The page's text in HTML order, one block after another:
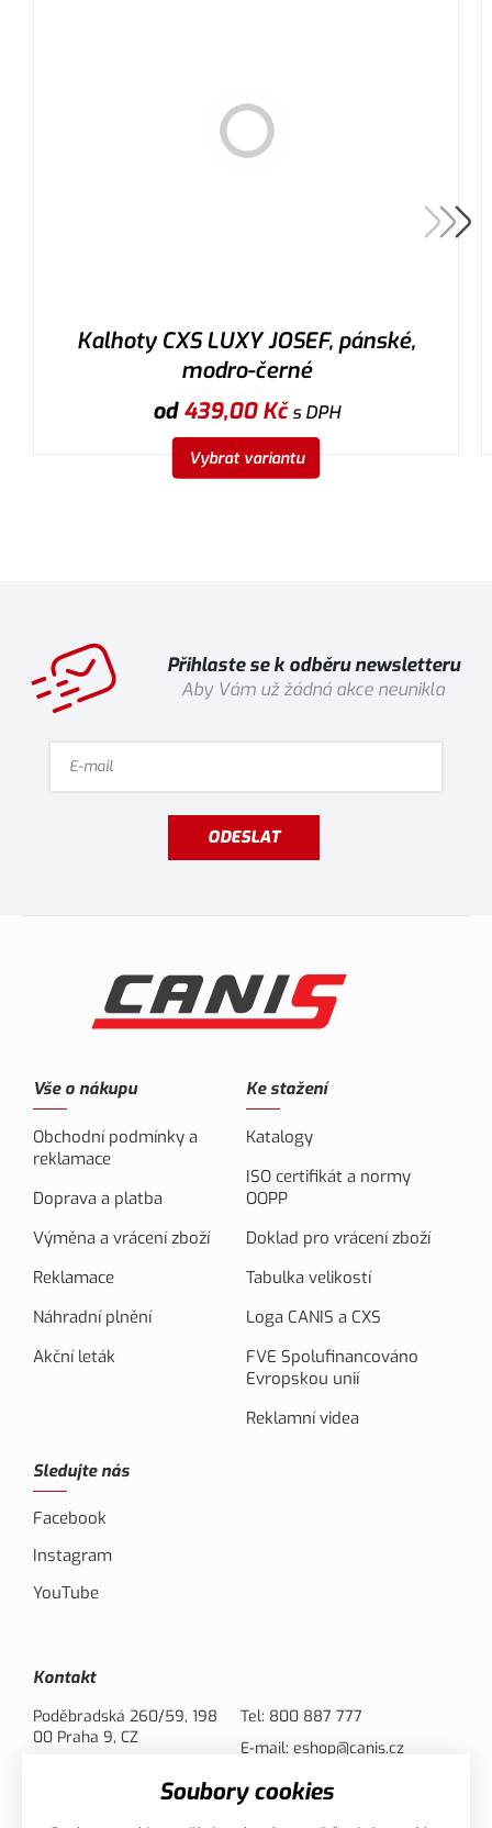
Kalhoty CXS LUXY JOSEF, pánské,
modro-černé
od439,00Kčs DPH
Vybrat variantu
Přihlaste se k odběru newsletteru
Aby Vám už žádná akce neunikla
ODESLAT
Vše o nákupu
Obchodní podmínky a
reklamace
Doprava a platba
Výměna a vrácení zboží
Reklamace
Náhradní plnění
Akční leták
Ke stažení
Katalogy
ISO certifikát a normy
OOPP
Doklad pro vrácení zboží
Tabulka velikostí
Loga CANIS a CXS
FVE Spolufinancováno
Evropskou unií
Reklamní videa
Sledujte nás
Facebook
Instagram
YouTube
Kontakt
Poděbradská 260/59, 198
00 Praha 9, CZ
Tel: 800 887 777
E-mail: eshop@canis.cz
Soubory cookies